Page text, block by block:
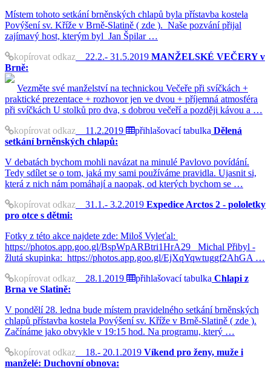
Místem tohoto setkání brněnských chlapů byla přístavba kostela
Povýšení sv. Kříže v Brně-Slatině ( zde ). Naše pozvání přijal
zajímavý host, kterým byl Jan Špilar …
kopírovat odkaz 22.2.- 31.5.2019 MANŽELSKÉ VEČERY v
Brně:
Vezměte své manželství na technickou Večeře při svíčkách +
praktické prezentace + rozhovor jen ve dvou + příjemná atmosféra
při svíčkách U stolků pro dva, s dobrou večeří a později kávou a …
kopírovat odkaz 11.2.2019 přihlašovací tabulka Dělená
setkání brněnských chlapů:
V debatách bychom mohli navázat na minulé Pavlovo povídání.
Tedy sdílet se o tom, jaká my sami používáme pravidla. Ujasnit si,
která z nich nám pomáhají a naopak, od kterých bychom se …
kopírovat odkaz 31.1.- 3.2.2019 Expedice Arctos 2 - pololetky
pro otce s dětmi:
Fotky z této akce najdete zde: Miloš Vyleťal:
https://photos.app.goo.gl/BspWpARBtri1HrA29 Michal Přibyl -
žlutá skupinka: https://photos.app.goo.gl/EjXqYqwtuggf2AhGA …
kopírovat odkaz 28.1.2019 přihlašovací tabulka Chlapi z
Brna ve Slatině:
V pondělí 28. ledna bude místem pravidelného setkání brněnských
chlapů přístavba kostela Povýšení sv. Kříže v Brně-Slatině ( zde ).
Začínáme jako obvykle v 19:15 hod. Na programu, který …
kopírovat odkaz 18.- 20.1.2019 Víkend pro ženy, muže i
manželé: Duchovní obnova: